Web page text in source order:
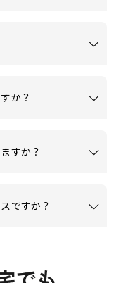
か？
すか？
ですか？